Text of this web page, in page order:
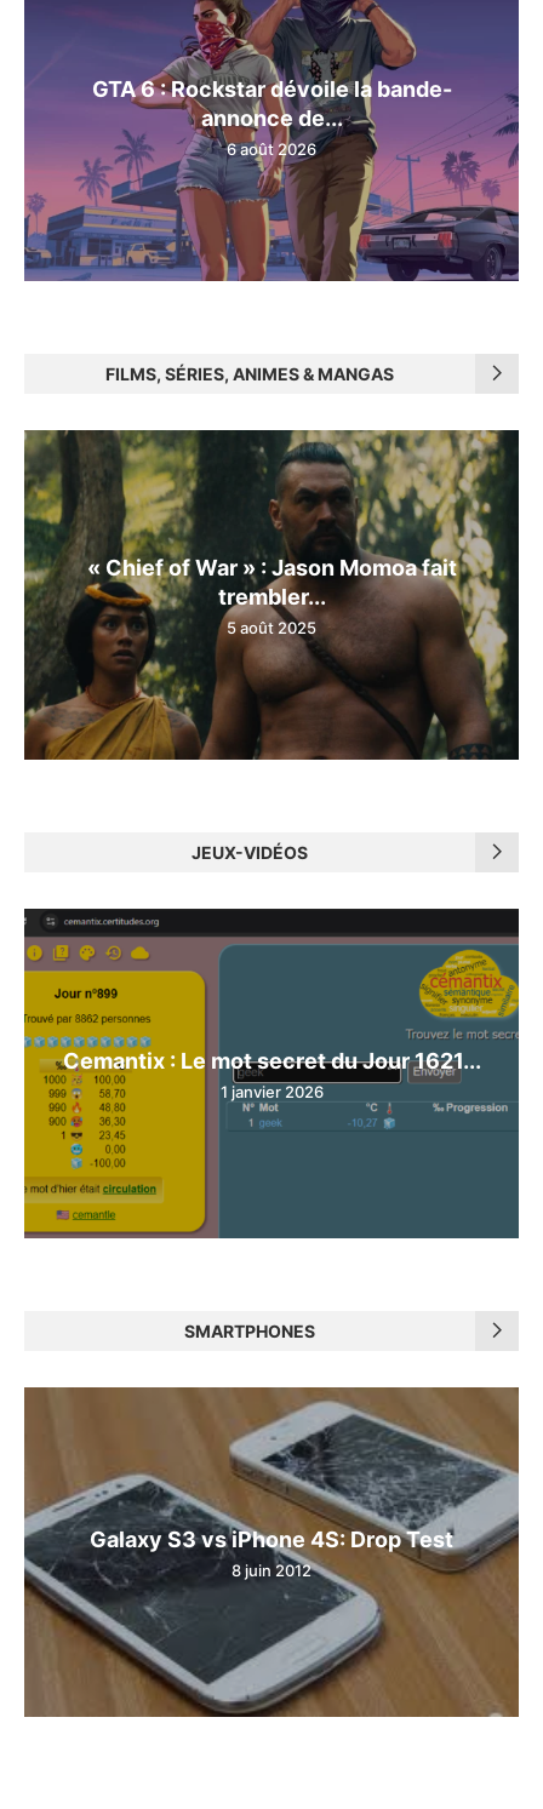
GTA 6 : Rockstar dévoile la bande-
annonce de...
6 août 2026
FILMS, SÉRIES, ANIMES & MANGAS
« Chief of War » : Jason Momoa fait
trembler...
5 août 2025
JEUX-VIDÉOS
Cemantix : Le mot secret du Jour 1621...
1 janvier 2026
SMARTPHONES
Galaxy S3 vs iPhone 4S: Drop Test
8 juin 2012